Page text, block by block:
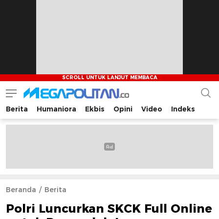
Megapolitan.co
Menyajikan berita-berita fakta bagi pembaca
Berita Humaniora Ekbis Opini Video Indeks
Beranda Berita
Polri Luncurkan SKCK Full Online